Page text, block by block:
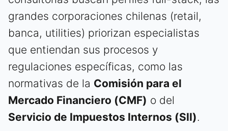
grandes corporaciones chilenas (retail,
banca, utilities) priorizan especialistas
que entiendan sus procesos y
regulaciones específicas, como las
normativas de la Comisión para el
Mercado Financiero (CMF) o del
Servicio de Impuestos Internos (SII).